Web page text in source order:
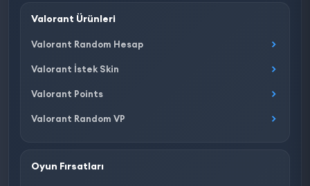
Valorant Ürünleri
Valorant Random Hesap
Valorant İstek Skin
Valorant Points
Valorant Random VP
Oyun Fırsatları